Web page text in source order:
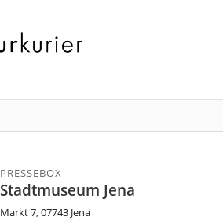
PRESSEBOX
Stadtmuseum Jena
Markt 7, 07743 Jena